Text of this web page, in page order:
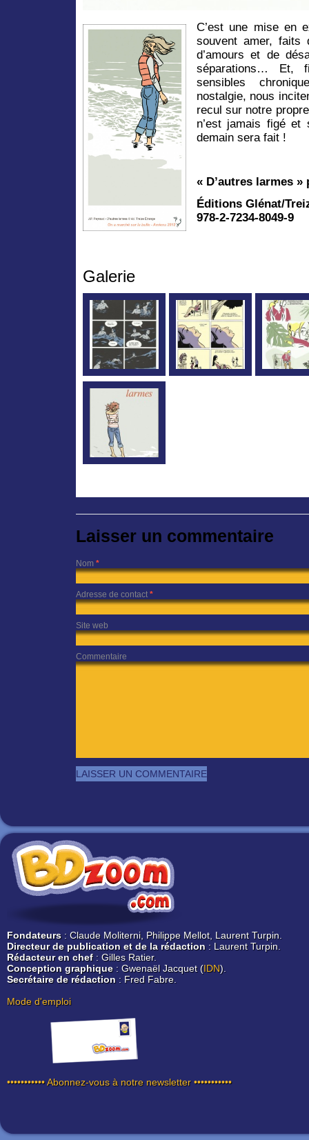
C’est une mise en
souvent amer, faits
d’amours et de
séparations… Et,
sensibles
nostalgie, nous
recul sur notre
n’est jamais figé
demain sera fait !
« D’autres larmes
Éditions Glénat/
978-2-7234-8049-9
Galerie
Laisser un commentaire
Nom *
Adresse de contact *
Site web
Commentaire
Fondateurs : Claude Moliterni, Philippe Mellot, Laurent Turpin.
Directeur de publication et de la rédaction : Laurent Turpin.
Rédacteur en chef: Gilles Ratier.
Conception graphique: Gwenaël Jacquet (IDN).
Secrétaire de rédaction : Fred Fabre.
Mode d'emploi
••••••••••• Abonnez-vous à notre newsletter •••••••••••